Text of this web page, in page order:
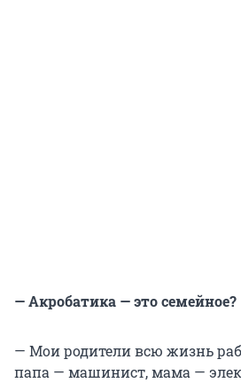
— Акробатика — это семейное?
— Мои родители всю жизнь
папа — машинист, мама —